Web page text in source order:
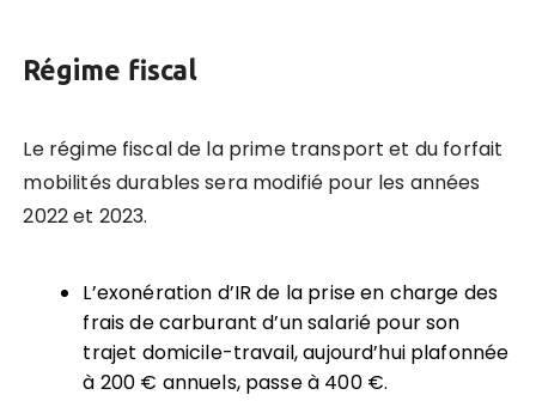
Régime fiscal
Le régime fiscal de la prime transport et du forfait
mobilités durables sera modifié pour les années
2022 et 2023.
L’exonération d’IR de la prise en charge des
frais de carburant d’un salarié pour son
trajet domicile-travail, aujourd’hui plafonnée
à 200 € annuels, passe à 400 €.